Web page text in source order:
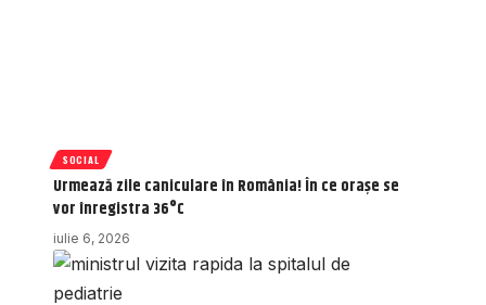
SOCIAL
Urmează zile caniculare în România! În ce orașe se
vor înregistra 36°C
iulie 6, 2026